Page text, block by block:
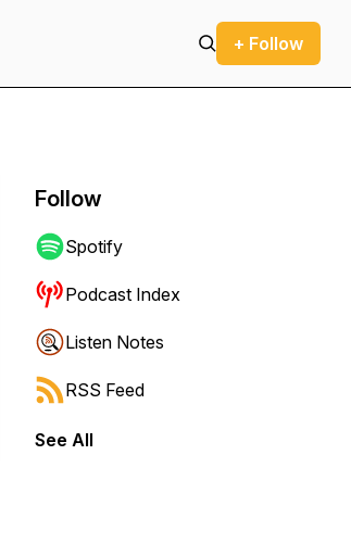
+ Follow
forward or backward.
Follow
Spotify
Podcast Index
Listen Notes
RSS Feed
See All